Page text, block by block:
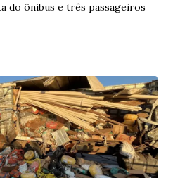
do ônibus e três passageiros